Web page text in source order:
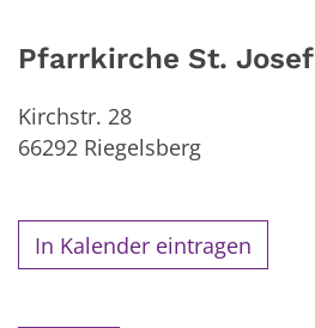
Pfarrkirche St. Josef
Kirchstr. 28
66292 Riegelsberg
In Kalender eintragen